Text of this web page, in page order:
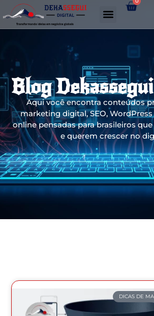
Blog
Aqui você encontra conteúdos
marketing digital, SEO,
online pensadas para brasileiros
e querem crescer no
DICAS DE